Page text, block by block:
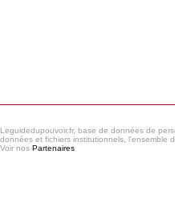
Leguidedupouvoir.fr, base de données de
données et fichiers institutionnels, l'ensemble
Voir nos Partenaires